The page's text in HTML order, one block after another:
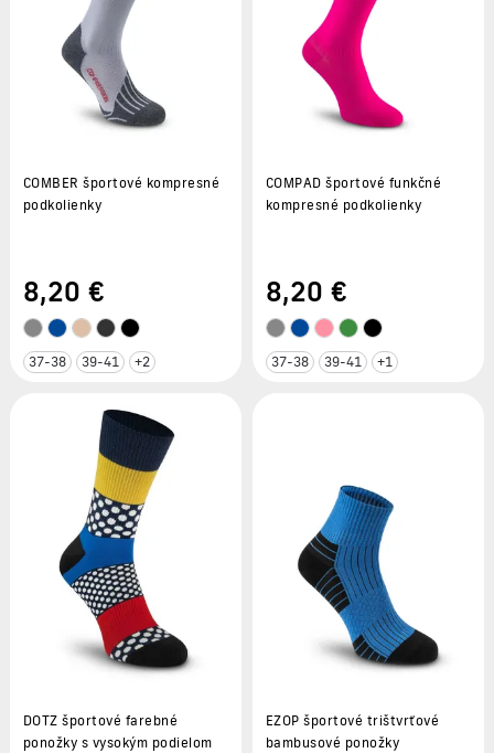
COMBER športové kompresné
podkolienky
8,20 €
37-38 39-41 +2
COMPAD športové funkčné
kompresné podkolienky
8,20 €
37-38 39-41 +1
DOTZ športové farebné
ponožky s vysokým podielom
EZOP športové trištvrťové
bambusové ponožky